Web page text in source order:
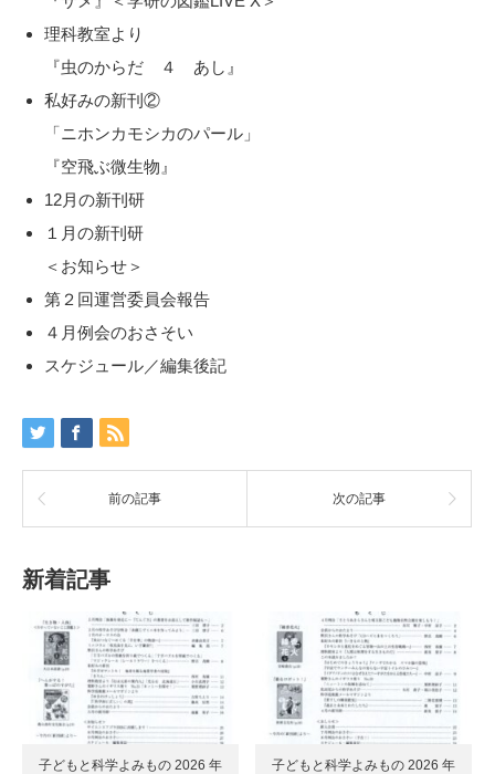
理科教室より
『虫のからだ ４ あし』
私好みの新刊②
「ニホンカモシカのパール」
『空飛ぶ微生物』
12月の新刊研
１月の新刊研
＜お知らせ＞
第２回運営委員会報告
４月例会のおさそい
スケジュール／編集後記
前の記事 次の記事
新着記事
子どもと科学よみもの 2026 年
子どもと科学よみもの 2026 年